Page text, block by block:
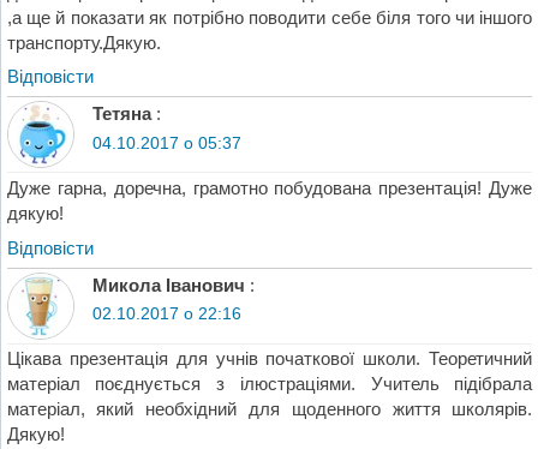
,а ще й показати як потрібно поводити себе біля того чи іншого
транспорту.Дякую.
Відповіcти
Тетяна :
04.10.2017 о 05:37
Дуже гарна, доречна, грамотно побудована презентація! Дуже
дякую!
Відповіcти
Микола Іванович :
02.10.2017 о 22:16
Цікава презентація для учнів початкової школи. Теоретичний
матеріал поєднується з ілюстраціями. Учитель підібрала
матеріал, який необхідний для щоденного життя школярів.
Дякую!